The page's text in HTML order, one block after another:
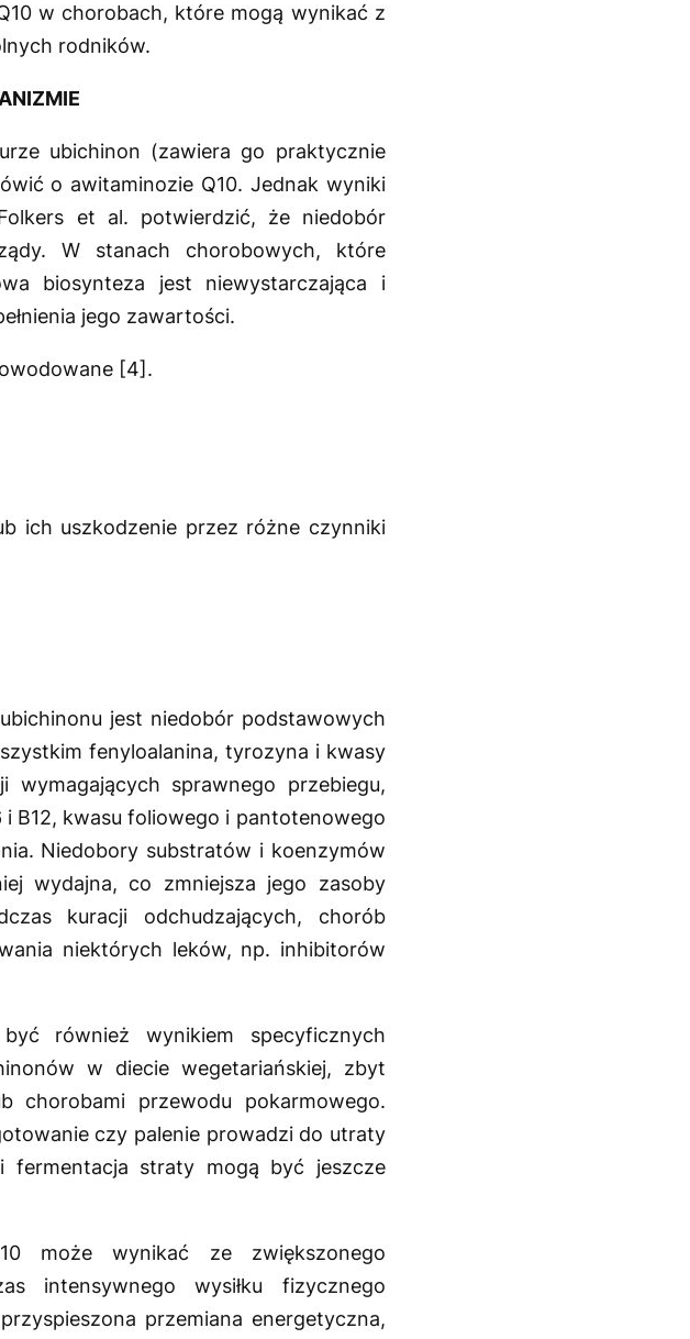
w chorobach, które mogą wynikać z
rodników.
ubichinon (zawiera go praktycznie
o awitaminozie Q10. Jednak wyniki
et al. potwierdzić, że niedobór
W stanach chorobowych, które
biosynteza jest niewystarczająca i
jego zawartości.
[4].
ich uszkodzenie przez różne czynniki
jest niedobór podstawowych
fenyloalanina, tyrozyna i kwasy
wymagających sprawnego przebiegu,
B12, kwasu foliowego i pantotenowego
Niedobory substratów i koenzymów
wydajna, co zmniejsza jego zasoby
kuracji odchudzających, chorób
niektórych leków, np. inhibitorów
również wynikiem specyficznych
w diecie wegetariańskiej, zbyt
chorobami przewodu pokarmowego.
czy palenie prowadzi do utraty
fermentacja straty mogą być jeszcze
może wynikać ze zwiększonego
intensywnego wysiłku fizycznego
przemiana energetyczna,